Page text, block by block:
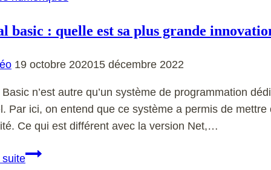
basic : quelle est sa plus grande
19 octobre 202015 décembre 2022
n’est autre qu’un système de programmation
Par ici, on entend que ce système a permis de
Ce qui est différent avec la version Net,…
suiteVisual